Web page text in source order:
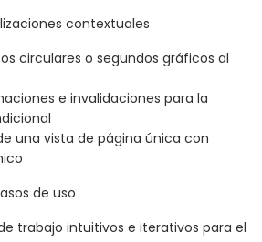
contextuales
circulares o segundos gráficos al
e invalidaciones para la
una vista de página única con
de uso
trabajo intuitivos e iterativos para el